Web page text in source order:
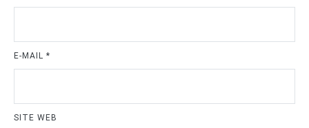
E-MAIL *
SITE WEB